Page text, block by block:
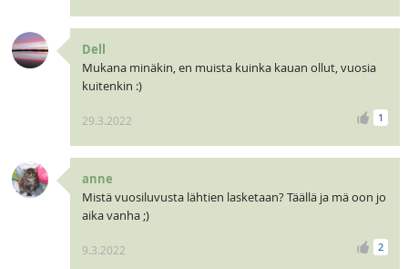
Dell
Mukana minäkin, en muista kuinka kauan ollut, vuosia
kuitenkin :)
1
29.3.2022
anne
Mistä vuosiluvusta lähtien lasketaan? Täällä ja mä oon jo
aika vanha ;)
2
9.3.2022